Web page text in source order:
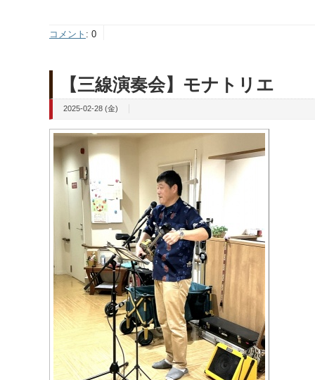
コメント : 0
【三線演奏会】モナトリエ
2025-02-28 (金)